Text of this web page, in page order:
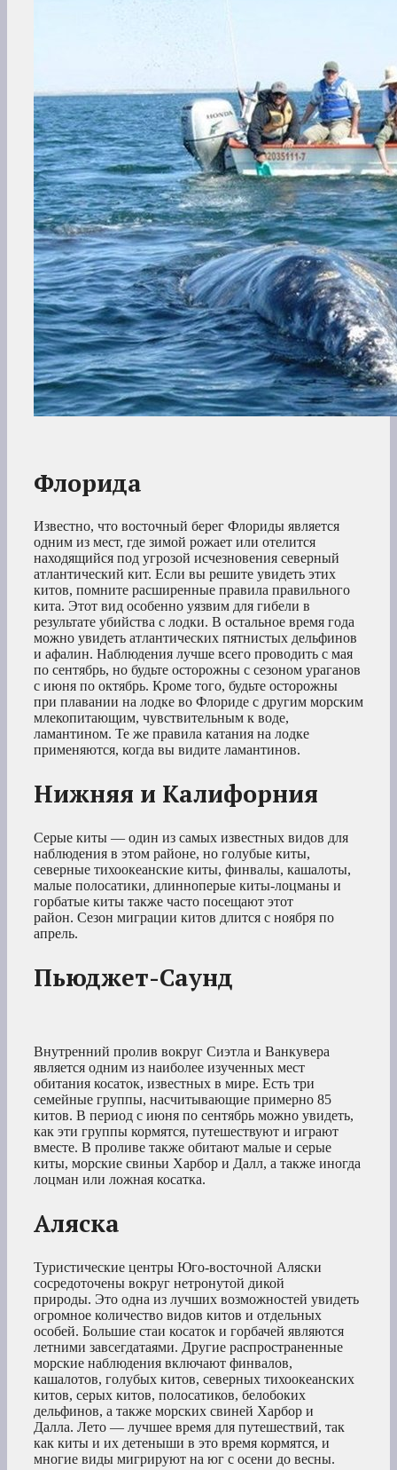
Флорида
Известно, что восточный берег Флориды является
одним из мест, где зимой рожает или отелится
находящийся под угрозой исчезновения северный
атлантический кит. Если вы решите увидеть этих
китов, помните расширенные правила правильного
кита. Этот вид особенно уязвим для гибели в
результате убийства с лодки. В остальное время года
можно увидеть атлантических пятнистых дельфинов
и афалин. Наблюдения лучше всего проводить с мая
по сентябрь, но будьте осторожны с сезоном ураганов
с июня по октябрь. Кроме того, будьте осторожны
при плавании на лодке во Флориде с другим морским
млекопитающим, чувствительным к воде,
ламантином. Те же правила катания на лодке
применяются, когда вы видите ламантинов.
Нижняя и Калифорния
Серые киты — один из самых известных видов для
наблюдения в этом районе, но голубые киты,
северные тихоокеанские киты, финвалы, кашалоты,
малые полосатики, длинноперые киты-лоцманы и
горбатые киты также часто посещают этот
район. Сезон миграции китов длится с ноября по
апрель.
Пьюджет-Саунд
Внутренний пролив вокруг Сиэтла и Ванкувера
является одним из наиболее изученных мест
обитания косаток, известных в мире. Есть три
семейные группы, насчитывающие примерно 85
китов. В период с июня по сентябрь можно увидеть,
как эти группы кормятся, путешествуют и играют
вместе. В проливе также обитают малые и серые
киты, морские свиньи Харбор и Далл, а также иногда
лоцман или ложная косатка.
Аляска
Туристические центры Юго-восточной Аляски
сосредоточены вокруг нетронутой дикой
природы. Это одна из лучших возможностей увидеть
огромное количество видов китов и отдельных
особей. Большие стаи косаток и горбачей являются
летними завсегдатаями. Другие распространенные
морские наблюдения включают финвалов,
кашалотов, голубых китов, северных тихоокеанских
китов, серых китов, полосатиков, белобоких
дельфинов, а также морских свиней Харбор и
Далла. Лето — лучшее время для путешествий, так
как киты и их детеныши в это время кормятся, и
многие виды мигрируют на юг с осени до весны.